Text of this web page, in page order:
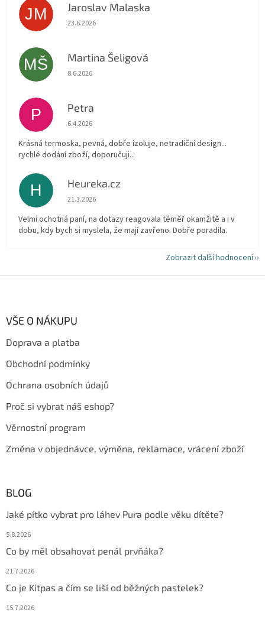
JM Jaroslav Malaska
Hodnocení obchodu je 5 z 5 hvězdiček.
23.6.2026
MŠ Martina Šeligová
Hodnocení obchodu je 5 z 5 hvězdiček.
8.6.2026
P Petra
Hodnocení obchodu je 5 z 5 hvězdiček.
6.4.2026
Krásná termoska, pevná, dobře izoluje, netradiční design...
rychlé dodání zboží, doporučuji...
H Heureka.cz
Hodnocení obchodu je 5 z 5 hvězdiček.
21.3.2026
Velmi ochotná paní, na dotazy reagovala téměř okamžitě a i v
dobu, kdy bych si myslela, že mají zavřeno. Dobře poradila.
Zobrazit další hodnocení
VŠE O NÁKUPU
Doprava a platba
Obchodní podmínky
Ochrana osobních údajů
Proč si vybrat náš eshop?
Věrnostní program
Změna v objednávce, výměna, reklamace, vrácení zboží
BLOG
Jaké pítko vybrat pro láhev Pura podle věku dítěte?
5.8.2026
Co by měl obsahovat penál prvňáka?
21.7.2026
Co je Kitpas a čím se liší od běžných pastelek?
15.7.2026